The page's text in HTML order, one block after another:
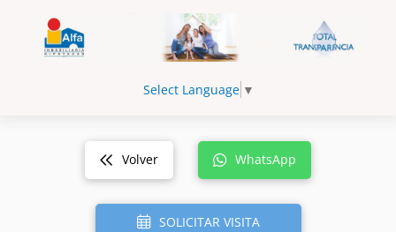
Select Language ▼
Volver WhatsApp
SOLICITAR VISITA